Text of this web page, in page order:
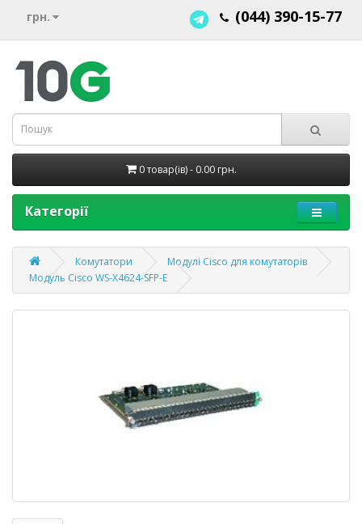
грн. (044) 390-15-77
0 товар(ів) - 0.00 грн.
Категорії
Комутатори
Модулі Cisco для комутаторів
Модуль Cisco WS-X4624-SFP-E